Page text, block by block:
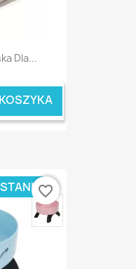
Dla...
favorite_border